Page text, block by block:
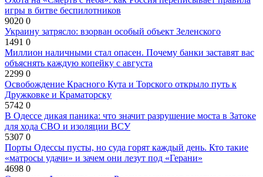
игры в битве беспилотников
9020 0
Украину затрясло: взорван особый объект Зеленского
1491 0
Миллион наличными стал опасен. Почему банки заставят вас
объяснять каждую копейку с августа
2299 0
Освобождение Красного Кута и Торского открыло путь к
Дружковке и Краматорску
5742 0
В Одессе дикая паника: что значит разрушение моста в Затоке
для хода СВО и изоляции ВСУ
5307 0
Порты Одессы пусты, но суда горят каждый день. Кто такие
«матросы удачи» и зачем они лезут под «Герани»
4698 0